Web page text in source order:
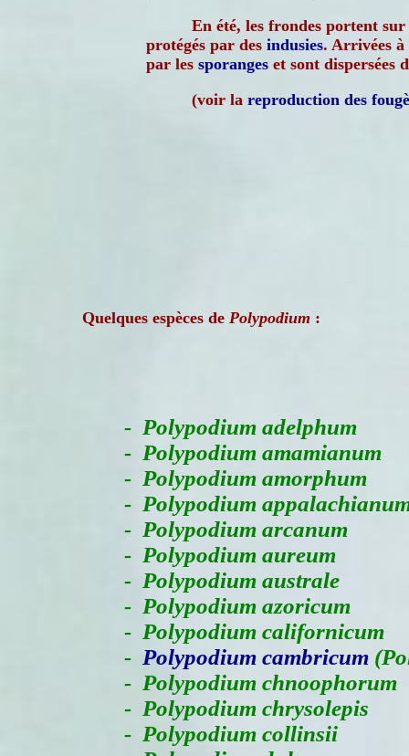
En été, les frondes portent
protégés par des indusies. Arrivées
par les sporanges et sont dispersées
(voir la reproduction des
Quelques espèces de Polypodium :
- Polypodium adelphum
- Polypodium amamianum
- Polypodium amorphum
- Polypodium
- Polypodium arcanum
- Polypodium aureum
- Polypodium australe
- Polypodium azoricum
- Polypodium californicum
- Polypodium cambricum
- Polypodium chnoophorum
- Polypodium chrysolepis
- Polypodium collinsii